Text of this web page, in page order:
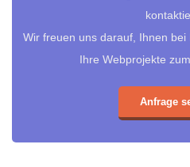
Wir freuen uns darauf, Ihnen
Ihre Webprojekte
Anfrage